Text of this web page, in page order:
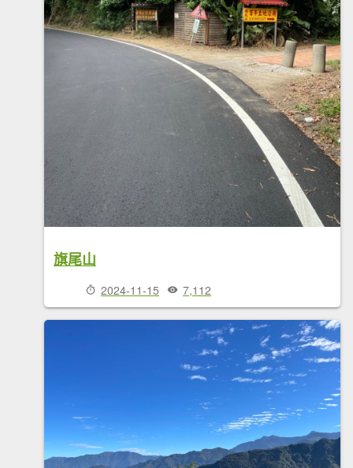
旗尾山
2024-11-15 7,112